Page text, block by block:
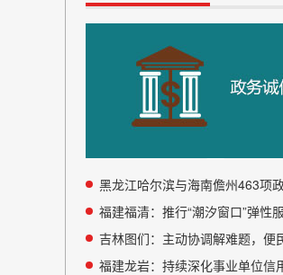
黑龙江哈尔滨与海南儋州463项
福建福清：推行“潮汐窗口”弹性
吉林图们：主动协调解难题，便
福建龙岩：持续深化事业单位信